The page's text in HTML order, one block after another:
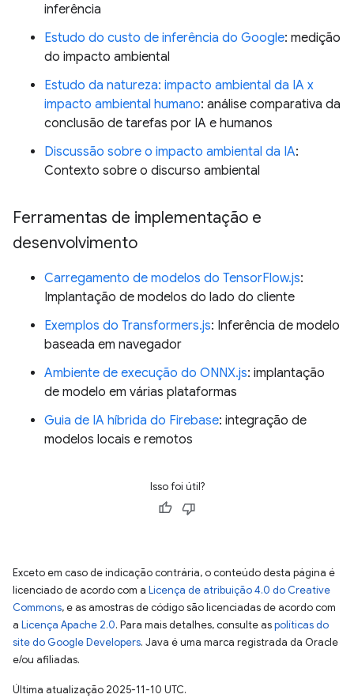
inferência
Estudo do custo de inferência do Google: medição
do impacto ambiental
Estudo da natureza: impacto ambiental da IA x
impacto ambiental humano: análise comparativa da
conclusão de tarefas por IA e humanos
Discussão sobre o impacto ambiental da IA:
Contexto sobre o discurso ambiental
Ferramentas de implementação e
desenvolvimento
Carregamento de modelos do TensorFlow.js:
Implantação de modelos do lado do cliente
Exemplos do Transformers.js: Inferência de modelo
baseada em navegador
Ambiente de execução do ONNX.js: implantação
de modelo em várias plataformas
Guia de IA híbrida do Firebase: integração de
modelos locais e remotos
Isso foi útil?
Exceto em caso de indicação contrária, o conteúdo desta página é
licenciado de acordo com a Licença de atribuição 4.0 do Creative
Commons, e as amostras de código são licenciadas de acordo com
a Licença Apache 2.0. Para mais detalhes, consulte aspolíticas do
site do Google Developers. Java é uma marca registrada da Oracle
e/ou afiliadas.
Última atualização 2025-11-10 UTC.